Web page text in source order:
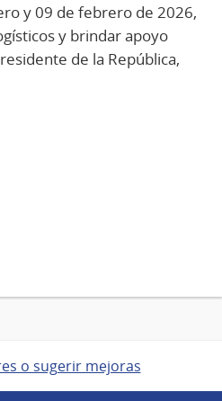
y 09 de febrero de 2026,
y brindar apoyo
de la República,
o sugerir mejoras